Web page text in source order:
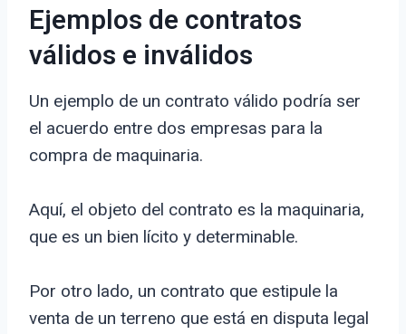
Ejemplos de contratos
válidos e inválidos
Un ejemplo de un contrato válido podría ser
el acuerdo entre dos empresas para la
compra de maquinaria.
Aquí, el objeto del contrato es la maquinaria,
que es un bien lícito y determinable.
Por otro lado, un contrato que estipule la
venta de un terreno que está en disputa legal